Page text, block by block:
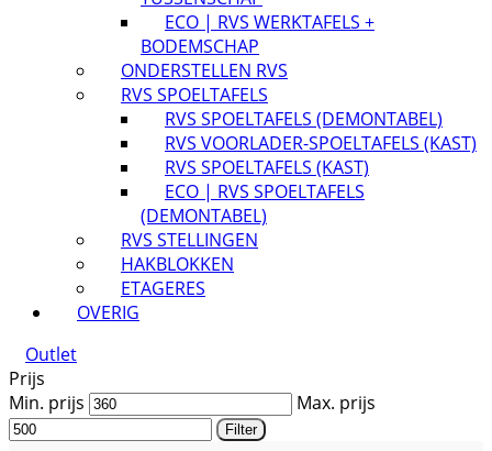
ECO | RVS WERKTAFELS +
BODEMSCHAP
ONDERSTELLEN RVS
RVS SPOELTAFELS
RVS SPOELTAFELS (DEMONTABEL)
RVS VOORLADER-SPOELTAFELS (KAST)
RVS SPOELTAFELS (KAST)
ECO | RVS SPOELTAFELS
(DEMONTABEL)
RVS STELLINGEN
HAKBLOKKEN
ETAGERES
OVERIG
Outlet
Prijs
Min. prijs
Max. prijs
Filter